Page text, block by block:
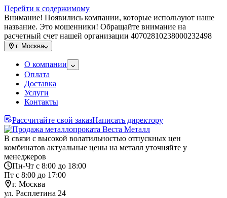
Перейти к содержимому
Внимание! Появились компании, которые используют наше
название. Это мошенники! Обращайте внимание на
расчетный счет нашей организации 40702810238000232498
г. Москва
О компании
Оплата
Доставка
Услуги
Контакты
Рассчитайте свой заказНаписать директору
В связи с высокой волатильностью отпускных цен
комбинатов актуальные цены на металл уточняйте у
менеджеров
Пн-Чт с 8:00 до 18:00
Пт с 8:00 до 17:00
г. Москва
ул. Расплетина 24